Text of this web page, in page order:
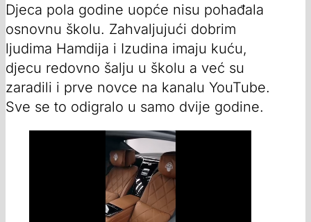
Djeca pola godine uopće nisu pohađala
osnovnu školu. Zahvaljujući dobrim
ljudima Hamdija i Izudina imaju kuću,
djecu redovno šalju u školu a već su
zaradili i prve novce na kanalu YouTube.
Sve se to odigralo u samo dvije godine.